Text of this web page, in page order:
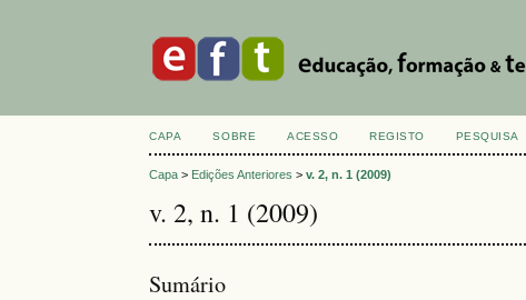
CAPA SOBRE ACESSO REGISTO PESQUISA
Capa > Edições Anteriores >v. 2, n. 1 (2009)
v. 2, n. 1 (2009)
Sumário